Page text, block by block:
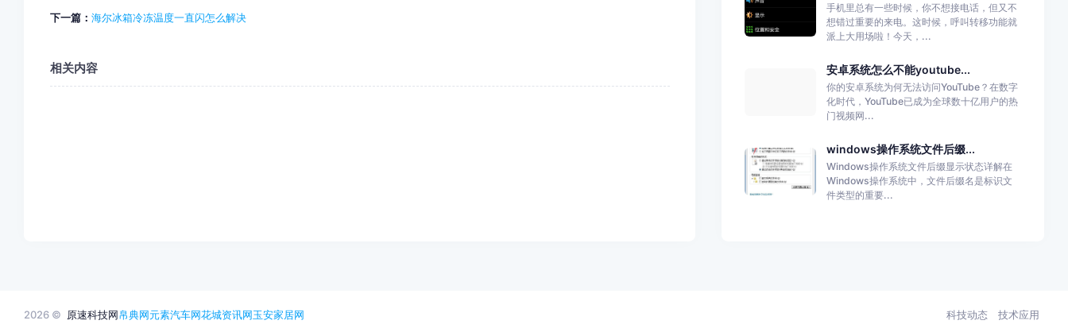
下一篇： 海尔冰箱冷冻温度一直闪怎么解决
相关内容
手机里总有一些时候，你不想接电话，但又不
想错过重要的来电。这时候，呼叫转移功能就
派上大用场啦！今天，...
安卓系统怎么不能youtube...
你的安卓系统为何无法访问YouTube？在数字
化时代，YouTube已成为全球数十亿用户的热
门视频网...
windows操作系统文件后缀...
Windows操作系统文件后缀显示状态详解在
Windows操作系统中，文件后缀名是标识文
件类型的重要...
2026 © 原速科技网帛典网元素汽车网花城资讯网玉安家居网 科技动态 技术应用